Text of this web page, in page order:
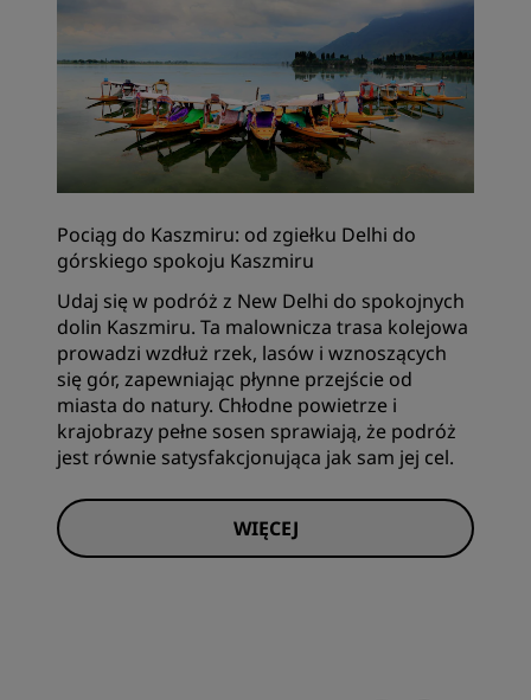
Pociąg do Kaszmiru: od zgiełku Delhi do
górskiego spokoju Kaszmiru
Udaj się w podróż z New Delhi do spokojnych
dolin Kaszmiru. Ta malownicza trasa kolejowa
prowadzi wzdłuż rzek, lasów i wznoszących
się gór, zapewniając płynne przejście od
miasta do natury. Chłodne powietrze i
krajobrazy pełne sosen sprawiają, że podróż
jest równie satysfakcjonująca jak sam jej cel.
WIĘCEJ